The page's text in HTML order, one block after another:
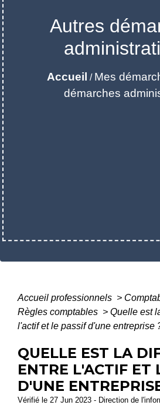
Autres
Accueil / Mes
démarches
Accueil professionnels >
Règles comptables > Quelle est
l'actif et le passif d'une entreprise
QUELLE EST LA
ENTRE L'ACTIF ET
D'UNE
Vérifié le 27 Jun 2023 - Direction de